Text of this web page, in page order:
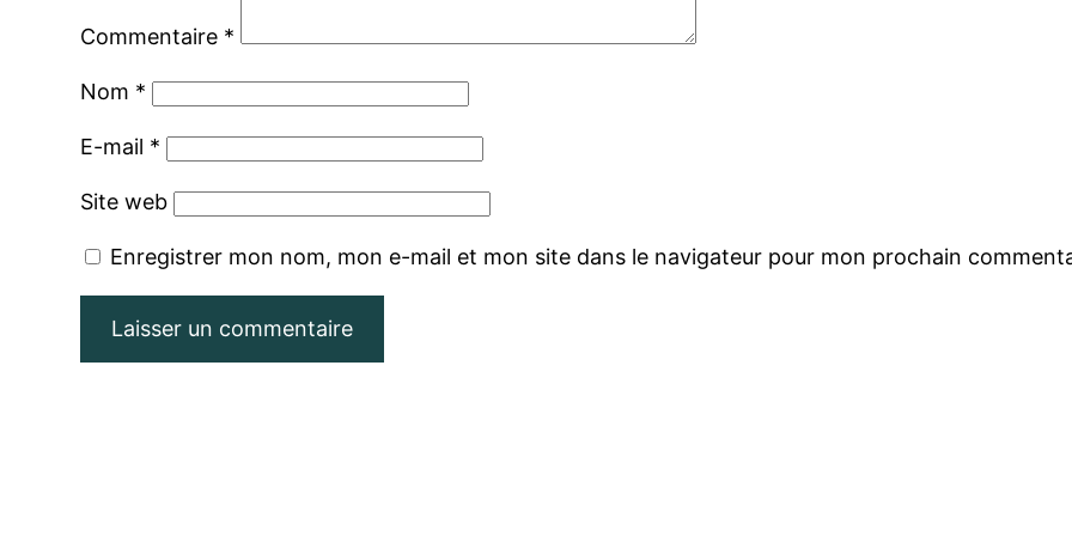
Commentaire *
Nom *
E-mail *
Site web
Enregistrer mon nom, mon e-mail et mon site dans le navigateur pour mon prochain